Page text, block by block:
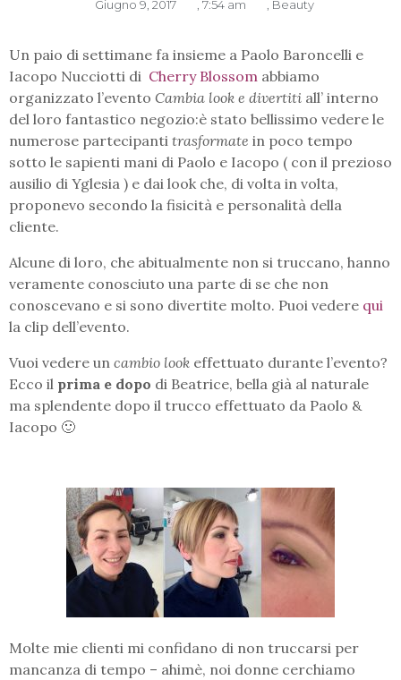
Giugno 9, 2017 , 7:54 am , Beauty
Un paio di settimane fa insieme a Paolo Baroncelli e
Iacopo Nucciotti di Cherry Blossom abbiamo
organizzato l’evento Cambia look e divertiti all’ interno
del loro fantastico negozio:è stato bellissimo vedere le
numerose partecipanti trasformate in poco tempo
sotto le sapienti mani di Paolo e Iacopo ( con il prezioso
ausilio di Yglesia ) e dai look che, di volta in volta,
proponevo secondo la fisicità e personalità della
cliente.
Alcune di loro, che abitualmente non si truccano, hanno
veramente conosciuto una parte di se che non
conoscevano e si sono divertite molto. Puoi vedere qui
la clip dell’evento.
Vuoi vedere un cambio look effettuato durante l’evento?
Ecco il prima e dopo di Beatrice, bella già al naturale
ma splendente dopo il trucco effettuato da Paolo &
Iacopo 🙂
Molte mie clienti mi confidano di non truccarsi per
mancanza di tempo – ahimè, noi donne cerchiamo